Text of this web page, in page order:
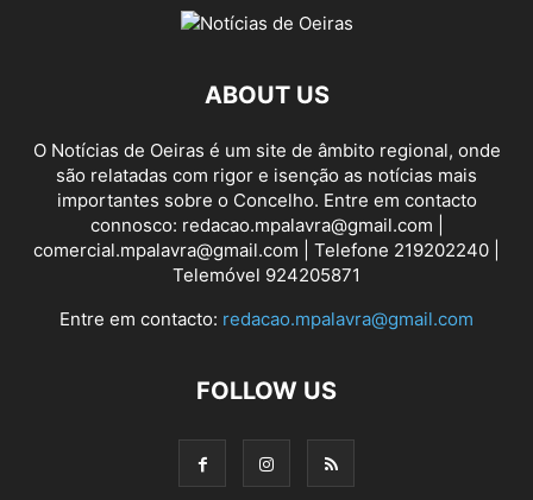
ABOUT US
O Notícias de Oeiras é um site de âmbito regional, onde
são relatadas com rigor e isenção as notícias mais
importantes sobre o Concelho. Entre em contacto
connosco: redacao.mpalavra@gmail.com |
comercial.mpalavra@gmail.com | Telefone 219202240 |
Telemóvel 924205871
Entre em contacto: redacao.mpalavra@gmail.com
FOLLOW US